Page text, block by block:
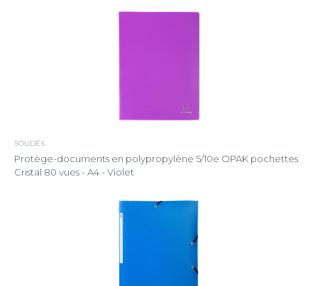
SOUDÉS
Protège-documents en polypropylène 5/10e OPAK pochettes
Cristal 80 vues - A4 - Violet